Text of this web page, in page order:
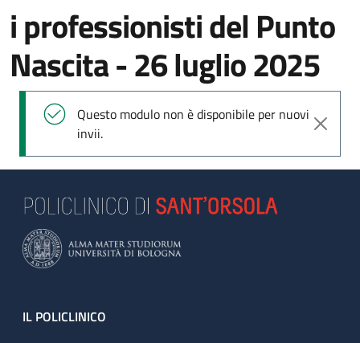
i professionisti del Punto
Nascita - 26 luglio 2025
Messaggio di stato
Questo modulo non è disponibile per nuovi
invii.
Footer
IL POLICLINICO